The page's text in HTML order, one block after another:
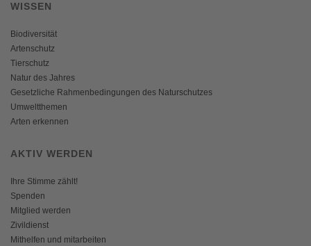
WISSEN
Biodiversität
Artenschutz
Tierschutz
Natur des Jahres
Gesetzliche Rahmenbedingungen des Naturschutzes
Umweltthemen
Arten erkennen
AKTIV WERDEN
Ihre Stimme zählt!
Spenden
Mitglied werden
Zivildienst
Mithelfen und mitarbeiten